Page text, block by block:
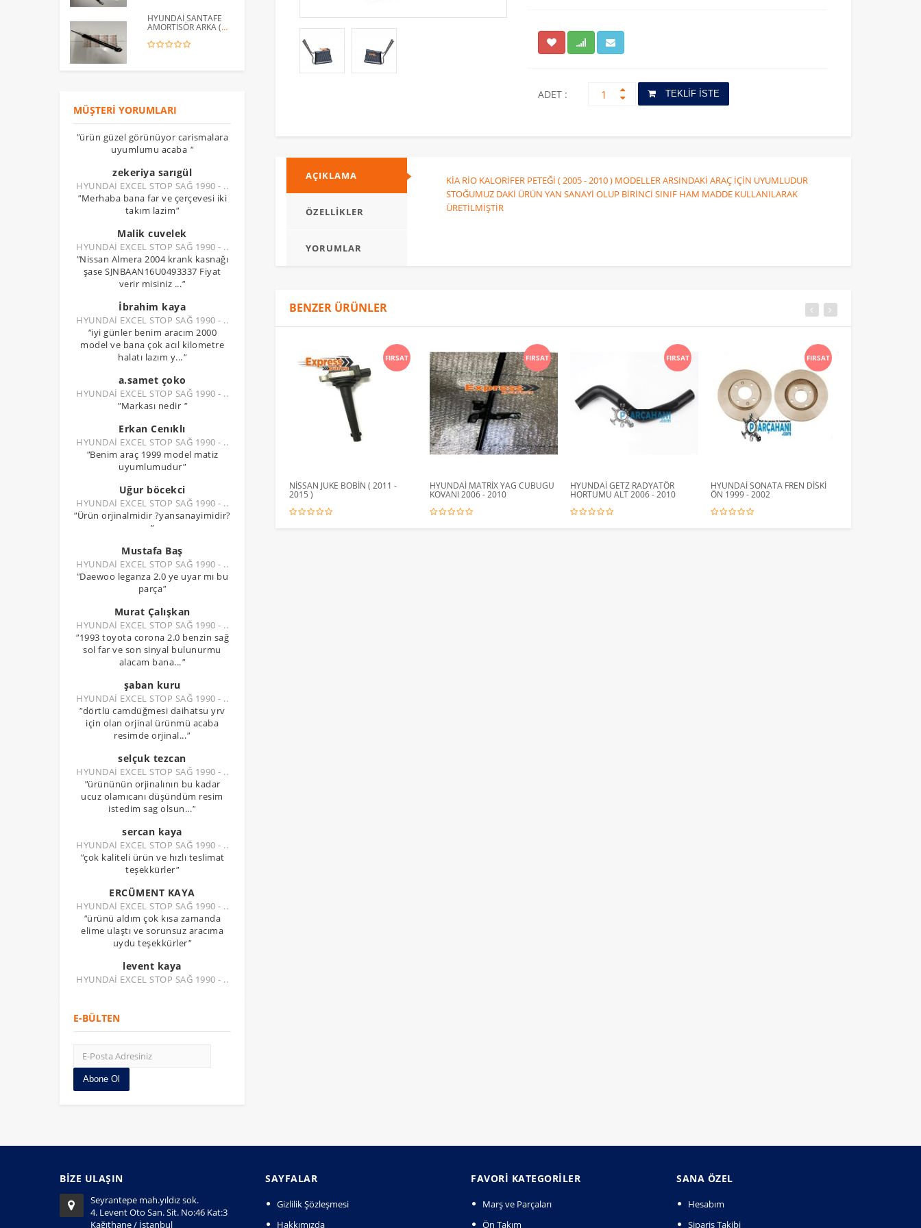
HYUNDAİ SANTAFE
AMORTİSÖR ARKA (
26000
NİSSAN PATHFINDER
KALORİFER
2010 ) / 27140-EB01A
2018 - 2023 ) / 25100-
MÜŞTERI YORUMLARI
"ürün güzel görünüyor carismalara
uyumlumu acaba "
zekeriya sarıgül
HYUNDAİ EXCEL STOP SAĞ 1990 - ..
"Merhaba bana far ve çerçevesi iki
takım lazim"
Malik cuvelek
HYUNDAİ EXCEL STOP SAĞ 1990 - ..
"Nissan Almera 2004 krank kasnağı
şase SJNBAAN16U0493337 Fiyat
verir misiniz ..."
İbrahim kaya
HYUNDAİ EXCEL STOP SAĞ 1990 - ..
"iyi günler benim aracım 2000
model ve bana çok acıl kilometre
halatı lazım y..."
a.samet çoko
HYUNDAİ EXCEL STOP SAĞ 1990 - ..
"Markası nedir "
Erkan Cenıklı
HYUNDAİ EXCEL STOP SAĞ 1990 - ..
"Benim araç 1999 model matiz
uyumlumudur"
Uğur böcekci
HYUNDAİ EXCEL STOP SAĞ 1990 - ..
"Ürün orjinalmidir ?yansanayimidir?
"
Mustafa Baş
HYUNDAİ EXCEL STOP SAĞ 1990 - ..
"Daewoo leganza 2.0 ye uyar mı bu
parça"
Murat Çalışkan
HYUNDAİ EXCEL STOP SAĞ 1990 - ..
"1993 toyota corona 2.0 benzin sağ
sol far ve son sinyal bulunurmu
alacam bana..."
şaban kuru
HYUNDAİ EXCEL STOP SAĞ 1990 - ..
"dörtlü camdüğmesi daihatsu yrv
için olan orjinal ürünmü acaba
resimde orjinal..."
selçuk tezcan
HYUNDAİ EXCEL STOP SAĞ 1990 - ..
"ürününün orjinalının bu kadar
ucuz olamıcanı düşündüm resim
istedim sag olsun..."
sercan kaya
HYUNDAİ EXCEL STOP SAĞ 1990 - ..
"çok kaliteli ürün ve hızlı teslimat
teşekkürler"
ERCÜMENT KAYA
HYUNDAİ EXCEL STOP SAĞ 1990 - ..
"ürünü aldım çok kısa zamanda
elime ulaştı ve sorunsuz aracıma
uydu teşekkürler"
levent kaya
HYUNDAİ EXCEL STOP SAĞ 1990 - ..
E-BÜLTEN
Abone Ol
ADET : TEKLİF İSTE
AÇIKLAMA
ÖZELLİKLER
YORUMLAR
KİA RİO KALORİFER PETEĞİ ( 2005 - 2010 ) MODELLER ARSINDAKİ ARAÇ İÇİN UYUMLUDUR
STOĞUMUZ DAKİ ÜRÜN YAN SANAYİ OLUP BİRİNCİ SINIF HAM MADDE KULLANILARAK
ÜRETİLMİŞTİR
BENZER ÜRÜNLER
FIRSAT
NİSSAN JUKE BOBİN ( 2011 -
2015 )
FIRSAT
HYUNDAİ MATRİX YAG CUBUGU
KOVANI 2006 - 2010
FIRSAT
HYUNDAİ GETZ RADYATÖR
HORTUMU ALT 2006 - 2010
FIRSAT
HYUNDAİ SONATA FREN DİSKİ
ÖN 1999 - 2002
BİZE ULAŞIN
Seyrantepe mah.yıldız sok.
4. Levent Oto San. Sit. No:46 Kat:3
Kağıthane / İstanbul
SAYFALAR
Gizlilik Şözleşmesi
Hakkımızda
FAVORI KATEGORILER
Marş ve Parçaları
Ön Takım
SANA ÖZEL
Hesabım
Sipariş Takibi